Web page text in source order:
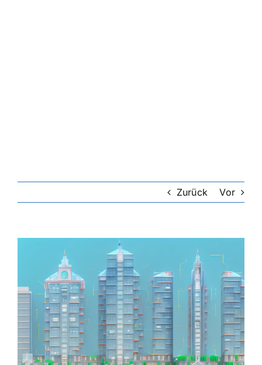
Hausratversicherung
Berufsunfähigkeitsversicherung
Weitere Tarifvergleiche
Zurück Vor
grösseres